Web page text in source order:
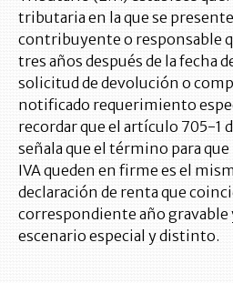
tributaria en la que se presente
contribuyente o responsable
tres años después de la fecha
solicitud de devolución o
notificado requerimiento
recordar que el artículo 705-1
señala que el término para que
IVA queden en firme es el
declaración de renta que
correspondiente año
escenario especial y distinto.